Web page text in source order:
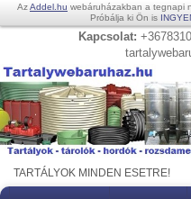
AzAddel.hu webáruházakban a tegnapi
Próbálja ki Ön is
Kapcsolat:
TARTÁLYOK MINDEN ESETRE!